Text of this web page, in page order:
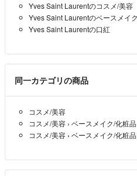
Yves Saint Laurentのコスメ/美容
Yves Saint Laurentのベースメイ
Yves Saint Laurentの口紅
同一カテゴリの商品
コスメ/美容
コスメ/美容 › ベースメイク/化粧品
コスメ/美容 › ベースメイク/化粧品